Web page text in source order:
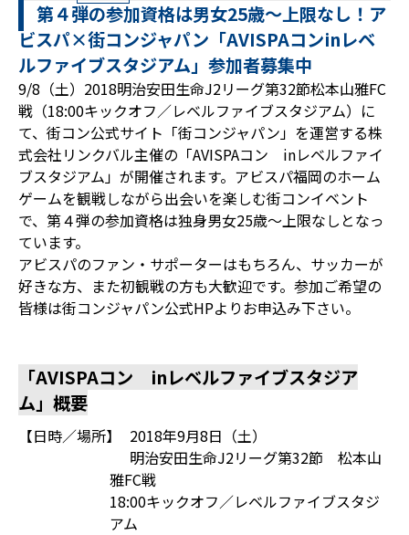
第４弾の参加資格は男女25歳～上限なし！ア
ビスパ×街コンジャパン「AVISPAコンinレベ
ルファイブスタジアム」参加者募集中
9/8（土）2018明治安田生命J2リーグ第32節松本山雅FC
戦（18:00キックオフ／レベルファイブスタジアム）に
て、街コン公式サイト「街コンジャパン」を運営する株
式会社リンクバル主催の「AVISPAコン inレベルファイ
ブスタジアム」が開催されます。アビスパ福岡のホーム
ゲームを観戦しながら出会いを楽しむ街コンイベント
で、第４弾の参加資格は独身男女25歳～上限なしとなっ
ています。
アビスパのファン・サポーターはもちろん、サッカーが
好きな方、また初観戦の方も大歓迎です。参加ご希望の
皆様は街コンジャパン公式HPよりお申込み下さい。
「AVISPAコン inレベルファイブスタジア
ム」概要
【日時／場所】
2018年9月8日（土）
明治安田生命J2リーグ第32節 松本山
雅FC戦
18:00キックオフ／レベルファイブスタジ
アム